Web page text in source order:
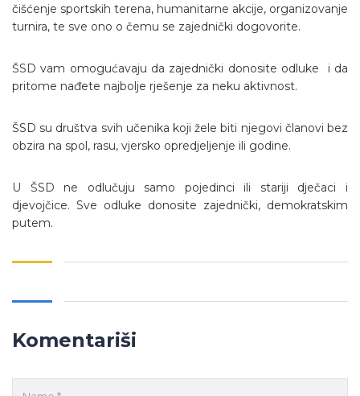
čišćenje sportskih terena, humanitarne akcije, organizovanje
turnira, te sve ono o čemu se zajednički dogovorite.
ŠSD vam omogućavaju da zajednički donosite odluke i da
pritome nađete najbolje rješenje za neku aktivnost.
ŠSD su društva svih učenika koji žele biti njegovi članovi bez
obzira na spol, rasu, vjersko opredjeljenje ili godine.
U ŠSD ne odlučuju samo pojedinci ili stariji dječaci i
djevojčice. Sve odluke donosite zajednički, demokratskim
putem.
Komentariši